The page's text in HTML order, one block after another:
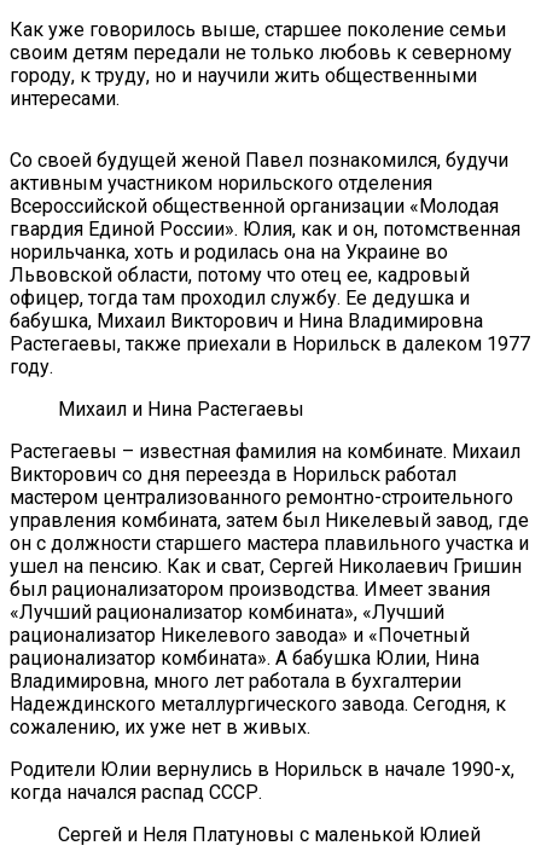
Как уже говорилось выше, старшее поколение семьи
своим детям передали не только любовь к северному
городу, к труду, но и научили жить общественными
интересами.
Со своей будущей женой Павел познакомился, будучи
активным участником норильского отделения
Всероссийской общественной организации «Молодая
гвардия Единой России». Юлия, как и он, потомственная
норильчанка, хоть и родилась она на Украине во
Львовской области, потому что отец ее, кадровый
офицер, тогда там проходил службу. Ее дедушка и
бабушка, Михаил Викторович и Нина Владимировна
Растегаевы, также приехали в Норильск в далеком 1977
году.
Михаил и Нина Растегаевы
Растегаевы – известная фамилия на комбинате. Михаил
Викторович со дня переезда в Норильск работал
мастером централизованного ремонтно-строительного
управления комбината, затем был Никелевый завод, где
он с должности старшего мастера плавильного участка и
ушел на пенсию. Как и сват, Сергей Николаевич Гришин
был рационализатором производства. Имеет звания
«Лучший рационализатор комбината», «Лучший
рационализатор Никелевого завода» и «Почетный
рационализатор комбината». А бабушка Юлии, Нина
Владимировна, много лет работала в бухгалтерии
Надеждинского металлургического завода. Сегодня, к
сожалению, их уже нет в живых.
Родители Юлии вернулись в Норильск в начале 1990-х,
когда начался распад СССР.
Сергей и Неля Платуновы с маленькой Юлией